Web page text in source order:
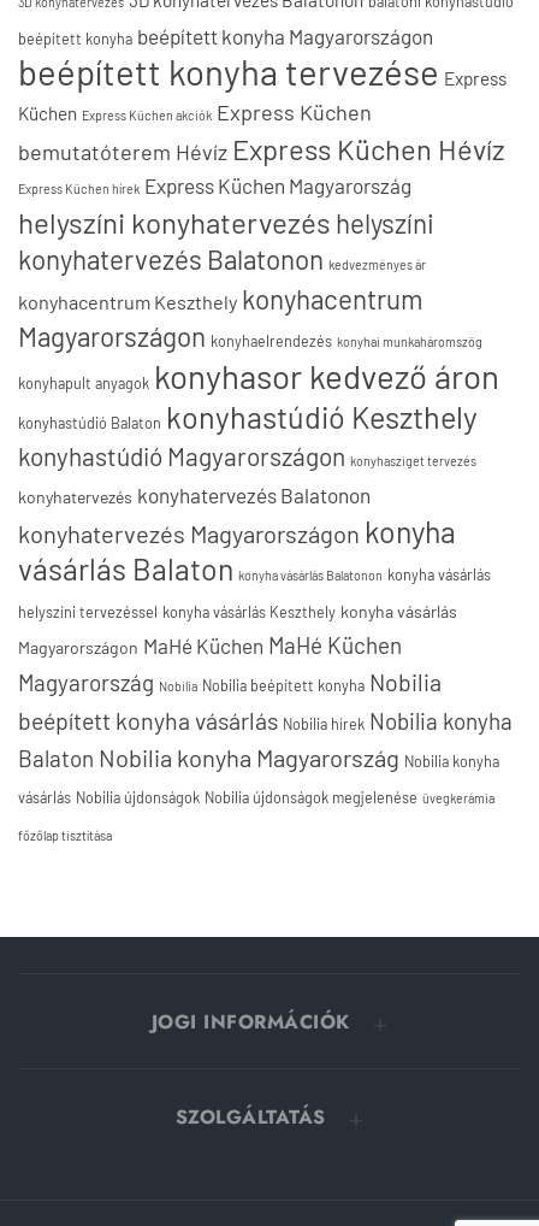
beépített konyha beépített konyha Magyarországon
beépített konyha tervezése Express
Küchen Express Küchen akciók Express Küchen
bemutatóterem Hévíz Express Küchen Hévíz
Express Küchen hírek Express Küchen Magyarország
helyszíni konyhatervezés helyszíni
konyhatervezés Balatonon kedvezményes ár
konyhacentrum Keszthely konyhacentrum
Magyarországon konyhaelrendezés konyhai munkaháromszög
konyhapult anyagok konyhasor kedvező áron
konyhastúdió Balaton konyhastúdió Keszthely
konyhastúdió Magyarországon konyhasziget tervezés
konyhatervezés konyhatervezés Balatonon
konyhatervezés Magyarországon konyha
vásárlás Balaton konyha vásárlás Balatonon konyha vásárlás
helyszíni tervezéssel konyha vásárlás Keszthely konyha vásárlás
Magyarországon MaHé Küchen MaHé Küchen
Magyarország Nobilia Nobilia beépített konyha Nobilia
beépített konyha vásárlás Nobilia hírek Nobilia konyha
Balaton Nobilia konyha Magyarország Nobilia konyha
vásárlás Nobilia újdonságok Nobilia újdonságok megjelenése üvegkerámia
főzőlap tisztítása
JOGI INFORMÁCIÓK
SZOLGÁLTATÁS